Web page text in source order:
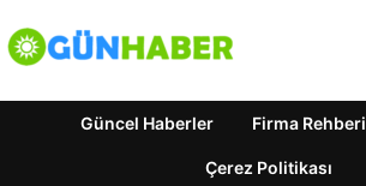
Güncel Haberler Firma Rehberi
Çerez Politikası